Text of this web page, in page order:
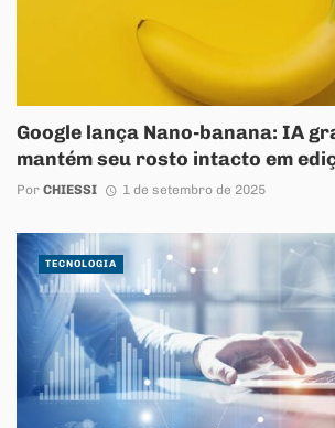
Google lança Nano-banana: IA
mantém seu rosto intacto em
Por CHIESSI 1 de setembro de 2025
TECNOLOGIA